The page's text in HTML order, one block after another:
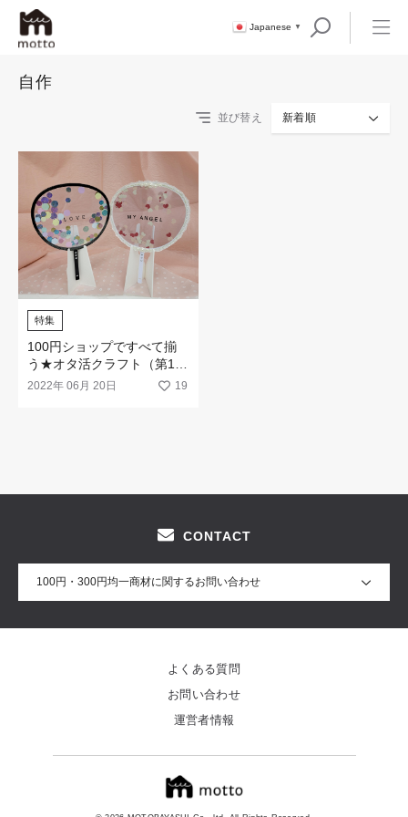
Japanese ▼
自作
並び替え 新着順
特集
100円ショップですべて揃
う★オタ活クラフト（第1
弾：クリアうちわ作成キッ
2022年 06月 20日 19
CONTACT
100円・300円均一商材に関するお問い合わせ
よくある質問
お問い合わせ
運営者情報